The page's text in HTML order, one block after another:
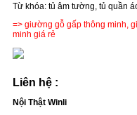
Từ khóa: tủ âm tường, tủ quần
=> giường gỗ gấp thông minh,
minh giá rẻ
Liên hệ :
Nội Thật Winli